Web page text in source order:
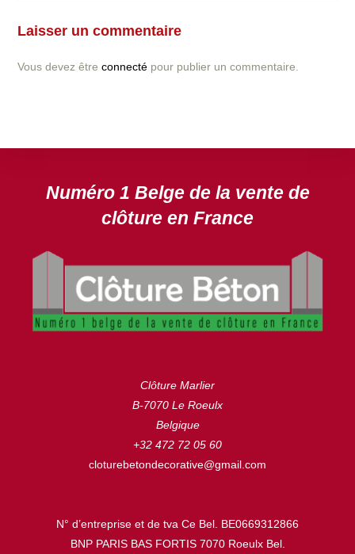
Laisser un commentaire
Vous devez êtreconnecté pour publier un commentaire.
N’hésitez pas à nous contacter ! nous vous proposerons
projet.
Numéro 1 Belge de la vente de
clôture en France
Clôture Marlier
B-7070 Le Roeulx
Belgique
+32 472 72 05 60
cloturebetondecorative@gmail.com
N° d’entreprise et de tva Ce Bel. BE0669312866
BNP PARIS BAS FORTIS 7070 Roeulx Bel.